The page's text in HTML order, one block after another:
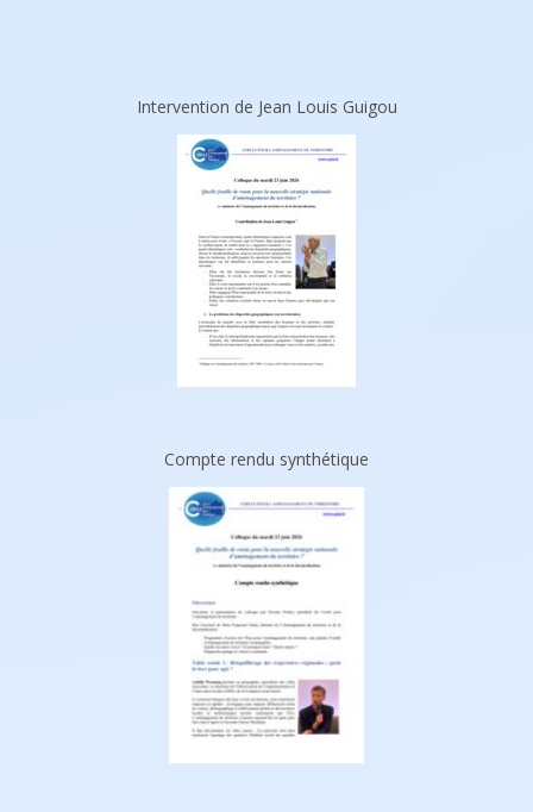
Intervention de Jean Louis Guigou
Compte rendu synthétique